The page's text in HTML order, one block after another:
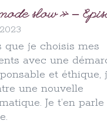
slow » –
que je choisis mes
avec une
et éthique,
une nouvelle
Je t’en